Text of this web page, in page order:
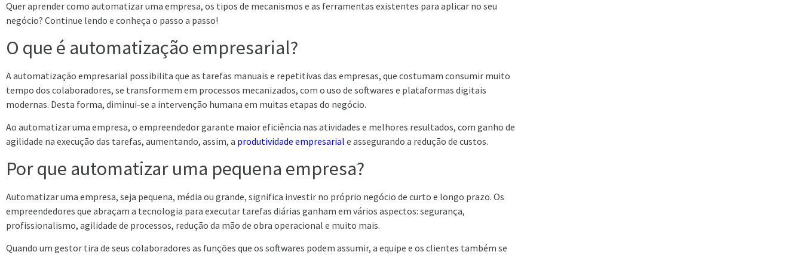
Quer aprender como automatizar uma empresa, os tipos de mecanismos e as ferramentas existentes para aplicar no seu
negócio? Continue lendo e conheça o passo a passo!
O que é automatização empresarial?
A automatização empresarial possibilita que as tarefas manuais e repetitivas das empresas, que costumam consumir muito
tempo dos colaboradores, se transformem em processos mecanizados, com o uso de softwares e plataformas digitais
modernas. Desta forma, diminui-se a intervenção humana em muitas etapas do negócio.
Ao automatizar uma empresa, o empreendedor garante maior eficiência nas atividades e melhores resultados, com ganho de
agilidade na execução das tarefas, aumentando, assim, a produtividade empresarial e assegurando a redução de custos.
Por que automatizar uma pequena empresa?
Automatizar uma empresa, seja pequena, média ou grande, significa investir no próprio negócio de curto e longo prazo. Os
empreendedores que abraçam a tecnologia para executar tarefas diárias ganham em vários aspectos: segurança,
profissionalismo, agilidade de processos, redução da mão de obra operacional e muito mais.
Quando um gestor tira de seus colaboradores as funções que os softwares podem assumir, a equipe e os clientes também se